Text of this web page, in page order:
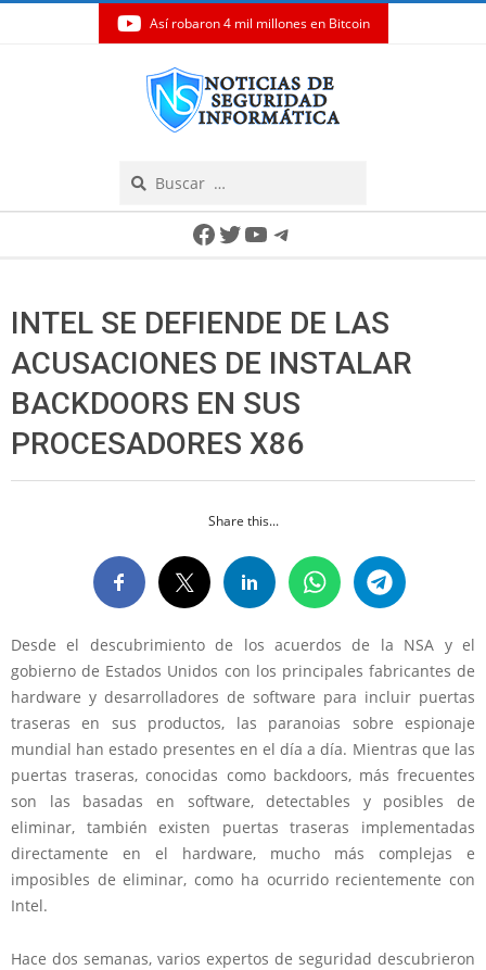
Así robaron 4 mil millones en Bitcoin
Facebook
Twitter
YouTube
Telegram
INTEL SE DEFIENDE DE LAS
ACUSACIONES DE INSTALAR
BACKDOORS EN SUS
PROCESADORES X86
Share this...
Desde el descubrimiento de los acuerdos de la NSA y el
gobierno de Estados Unidos con los principales fabricantes de
hardware y desarrolladores de software para incluir puertas
traseras en sus productos, las paranoias sobre espionaje
mundial han estado presentes en el día a día. Mientras que las
puertas traseras, conocidas como backdoors, más frecuentes
son las basadas en software, detectables y posibles de
eliminar, también existen puertas traseras implementadas
directamente en el hardware, mucho más complejas e
imposibles de eliminar, como ha ocurrido recientemente con
Intel.
Hace dos semanas, varios expertos de seguridad descubrieron